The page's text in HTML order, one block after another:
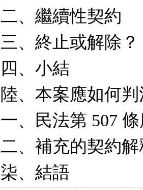
二、繼續性契約
三、終止或解除？
四、小結
陸、本案應如何
一、民法第 507
二、補充的契約
柒、結語